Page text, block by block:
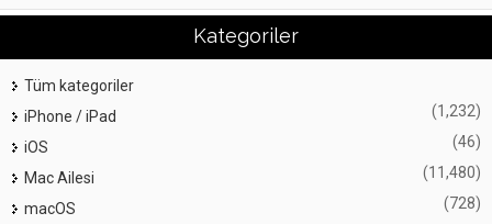
Kategoriler
Tüm kategoriler
iPhone / iPad
(1,232)
iOS (46)
Mac Ailesi (11,480)
macOS (728)